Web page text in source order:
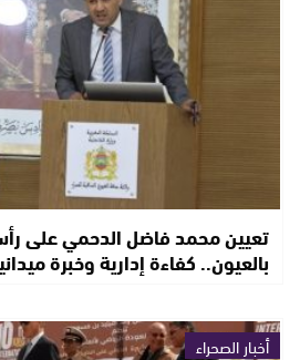
تعيين محمد فاضل الدحمي على
بالعيون.. كفاءة إدارية وخبرة
أخبار الصحراء